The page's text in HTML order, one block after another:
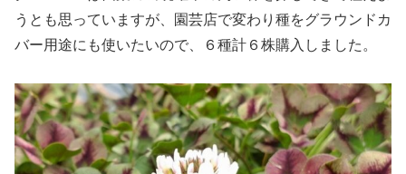
うとも思っていますが、園芸店で変わり種をグラウンドカ
バー用途にも使いたいので、６種計６株購入しました。